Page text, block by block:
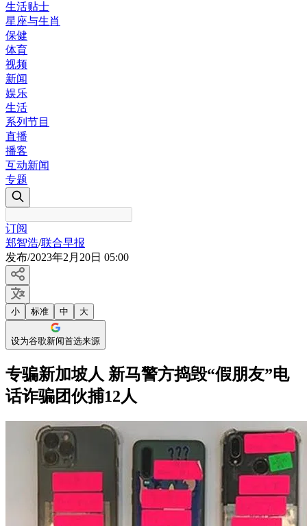
生活贴士
星座与生肖
保健
体育
视频
新闻
娱乐
生活
系列节目
直播
播客
互动新闻
专题
订阅
郑智浩/联合早报
发布/2023年2月20日 05:00
小 标准 中 大
设为谷歌新闻首选来源
专骗新加坡人 新马警方捣毁“假朋友”电
话诈骗团伙捕12人